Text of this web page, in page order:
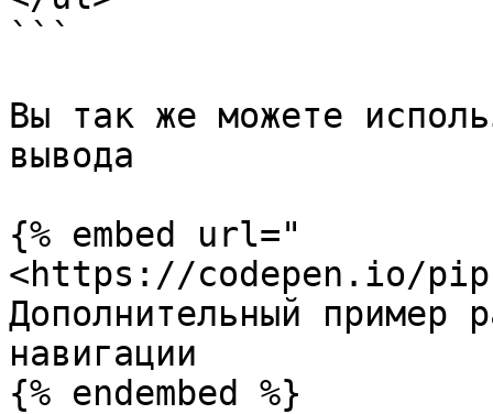
```
Вы так же можете
вывода
{% embed url="
<https://codepen.io/
Дополнительный пример
навигации
{% endembed %}